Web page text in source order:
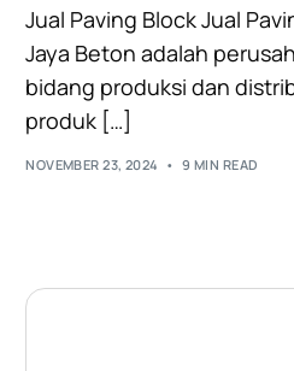
Jual Paving Block Jual
Jaya Beton adalah
bidang produksi dan
produk […]
NOVEMBER 23, 2024 9 MIN READ